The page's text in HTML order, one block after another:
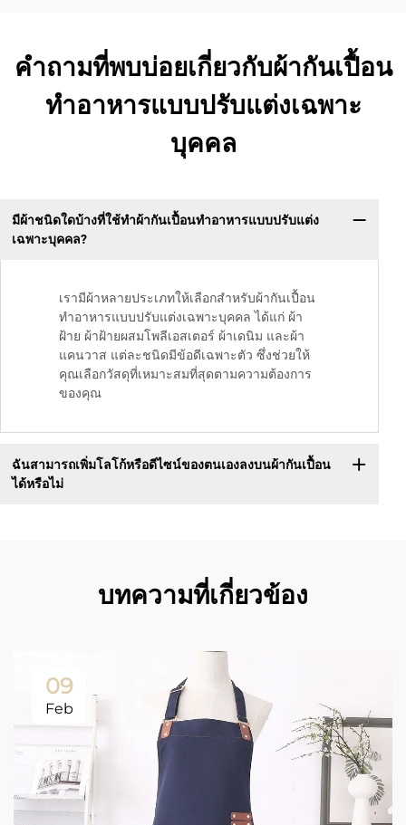
คำถามที่พบบ่อยเกี่ยวกับผ้ากันเปื้อน
ทำอาหารแบบปรับแต่งเฉพาะ
บุคคล
มีผ้าชนิดใดบ้างที่ใช้ทำผ้ากันเปื้อนทำอาหารแบบปรับแต่ง
เฉพาะบุคคล?
เรามีผ้าหลายประเภทให้เลือกสำหรับผ้ากันเปื้อน
ทำอาหารแบบปรับแต่งเฉพาะบุคคล ได้แก่ ผ้า
ฝ้าย ผ้าฝ้ายผสมโพลีเอสเตอร์ ผ้าเดนิม และผ้า
แคนวาส แต่ละชนิดมีข้อดีเฉพาะตัว ซึ่งช่วยให้
คุณเลือกวัสดุที่เหมาะสมที่สุดตามความต้องการ
ของคุณ
ฉันสามารถเพิ่มโลโก้หรือดีไซน์ของตนเองลงบนผ้ากันเปื้อน
ได้หรือไม่
บทความที่เกี่ยวข้อง
09
Feb